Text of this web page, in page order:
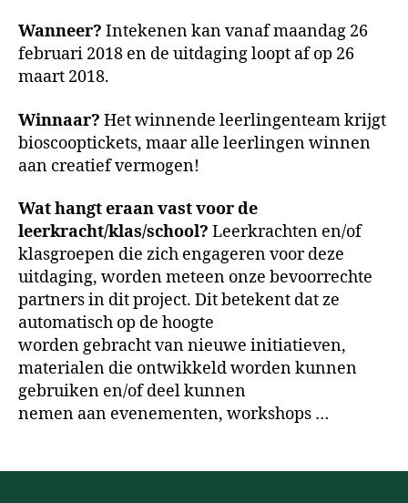
Wanneer? Intekenen kan vanaf maandag 26
februari 2018 en de uitdaging loopt af op 26
maart 2018.
Winnaar? Het winnende leerlingenteam krijgt
bioscooptickets, maar alle leerlingen winnen
aan creatief vermogen!
Wat hangt eraan vast voor de
leerkracht/klas/school? Leerkrachten en/of
klasgroepen die zich engageren voor deze
uitdaging, worden meteen onze bevoorrechte
partners in dit project. Dit betekent dat ze
automatisch op de hoogte
worden gebracht van nieuwe initiatieven,
materialen die ontwikkeld worden kunnen
gebruiken en/of deel kunnen
nemen aan evenementen, workshops …